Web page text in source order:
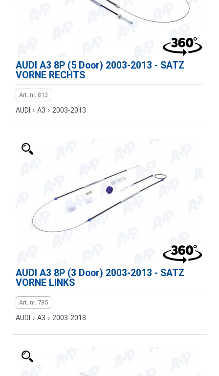
AUDI A3 8P (5 Door) 2003-2013 - SATZ
VORNE RECHTS
Art. nr. 813
AUDI › A3 › 2003-2013
AUDI A3 8P (3 Door) 2003-2013 - SATZ
VORNE LINKS
Art. nr. 785
AUDI › A3 › 2003-2013